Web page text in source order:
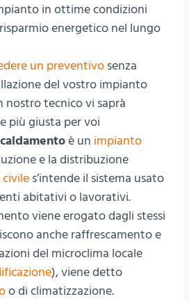
in ottime condizioni
energetico nel lungo
un preventivo senza
del vostro impianto
nostro tecnico vi saprà
più giusta per voi
è un impianto
e la distribuzione
s’intende il sistema usato
abitativi o lavorativi.
viene erogato dagli stessi
anche raffrescamento e
del microclima locale
), viene detto
o di climatizzazione.